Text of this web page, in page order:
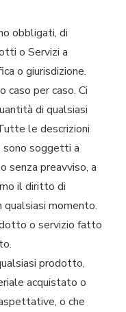
obbligati, di
o Servizi a
o giurisdizione.
per caso. Ci
di qualsiasi
le descrizioni
soggetti a
senza preavviso, a
il diritto di
momento.
o servizio fatto
prodotto,
acquistato o
o che